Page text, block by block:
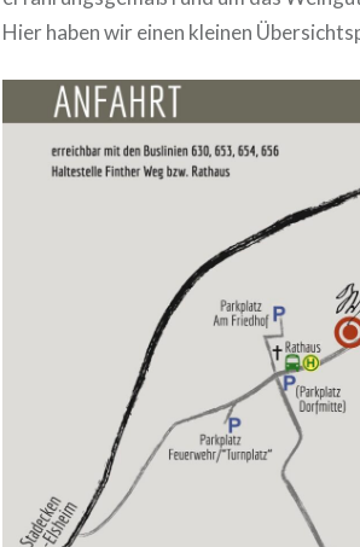
Hier haben wir einen kleinen